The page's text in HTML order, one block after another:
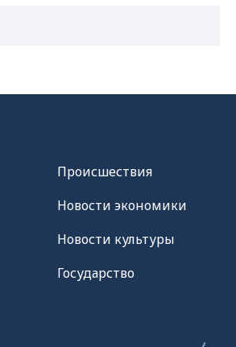
Происшествия
Новости экономики
Новости культуры
Государство